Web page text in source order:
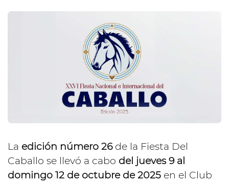
La edición número 26de la Fiesta Del
Caballo se llevó a cabo del jueves 9 al
domingo 12 de octubre de 2025 en el Club